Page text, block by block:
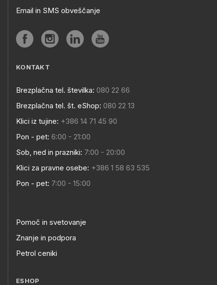
Email in SMS obveščanje
KONTAKT
Brezplačna tel. številka: 080 22 66
Brezplačna tel. št. eShop: 080 22 13
Klici iz tujine: +386 14 71 45 90
Pon - pet: 6:00 - 21:00
Sob, ned in prazniki: 7:00 - 20:00
Klici za pravne osebe: +386 1 58 63 535
Pon - pet: 7:00 - 15:00
Pomoč in svetovanje
Znanje in podpora
Petrol ceniki
ESHOP